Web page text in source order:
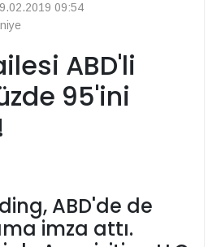
09:54
ABD'li
95'ini
ABD'de de
imza attı.